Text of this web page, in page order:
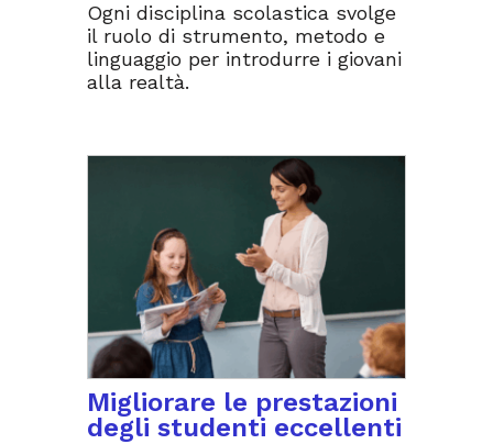
Ogni disciplina scolastica svolge
il ruolo di strumento, metodo e
linguaggio per introdurre i giovani
alla realtà.
Migliorare le prestazioni
degli studenti eccellenti